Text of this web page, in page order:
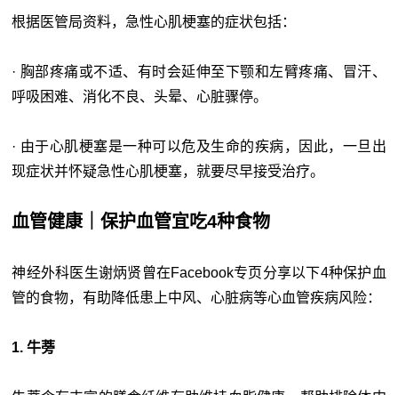
根据医管局资料，急性心肌梗塞的症状包括：
· 胸部疼痛或不适、有时会延伸至下颚和左臂疼痛、冒汗、
呼吸困难、消化不良、头晕、心脏骤停。
· 由于心肌梗塞是一种可以危及生命的疾病，因此，一旦出
现症状并怀疑急性心肌梗塞，就要尽早接受治疗。
血管健康｜保护血管宜吃4种食物
神经外科医生谢炳贤曾在Facebook专页分享以下4种保护血
管的食物，有助降低患上中风、心脏病等心血管疾病风险：
1. 牛蒡